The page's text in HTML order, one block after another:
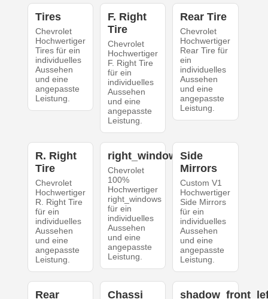
Tires
Chevrolet
Hochwertiger
Tires für ein
individuelles
Aussehen
und eine
angepasste
Leistung.
F. Right
Tire
Chevrolet
Hochwertiger
F. Right Tire
für ein
individuelles
Aussehen
und eine
angepasste
Leistung.
Rear Tire
Chevrolet
Hochwertiger
Rear Tire für
ein
individuelles
Aussehen
und eine
angepasste
Leistung.
R. Right
Tire
Chevrolet
Hochwertiger
R. Right Tire
für ein
individuelles
Aussehen
und eine
angepasste
Leistung.
right_windows
Chevrolet
100%
Hochwertiger
right_windows
für ein
individuelles
Aussehen
und eine
angepasste
Leistung.
Side
Mirrors
Custom V1
Hochwertiger
Side Mirrors
für ein
individuelles
Aussehen
und eine
angepasste
Leistung.
Rear
Chassi